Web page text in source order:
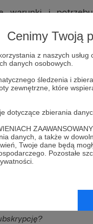
Cenimy Twoją
z naszych
danych osobowych.
śledzenia i
zewnętrzne, które
zbierania
danych, a także w
Twoje dane będą
Pozostałe
warunki i
Twórców
i podejrzewasz,
subskrypcji?
z góry – dlaczego